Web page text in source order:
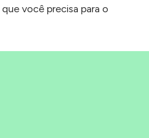
você precisa para o